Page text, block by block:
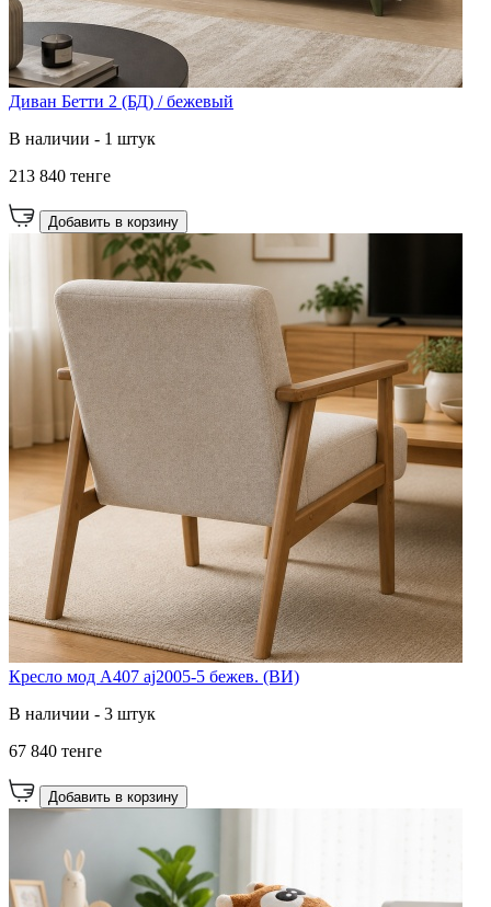
Диван Бетти 2 (БД) / бежевый
В наличии - 1 штук
213 840 тенге
Добавить в корзину
Кресло мод A407 aj2005-5 бежев. (ВИ)
В наличии - 3 штук
67 840 тенге
Добавить в корзину